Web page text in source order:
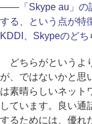
――「Skype au」の
する、という点が特
KDDI、Skypeのどち
どちらがというよ
が、ではないかと思
は素晴らしいネット
しています。良い通
するためには、優れ